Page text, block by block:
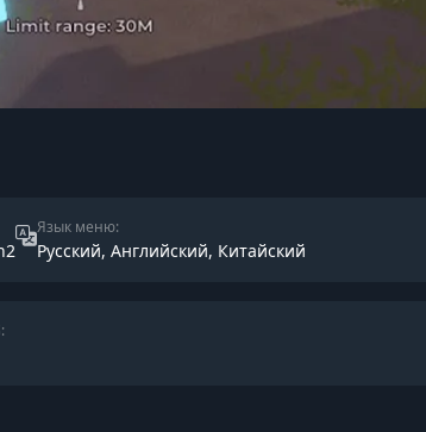
Язык меню:
Русский, Английский, Китайский